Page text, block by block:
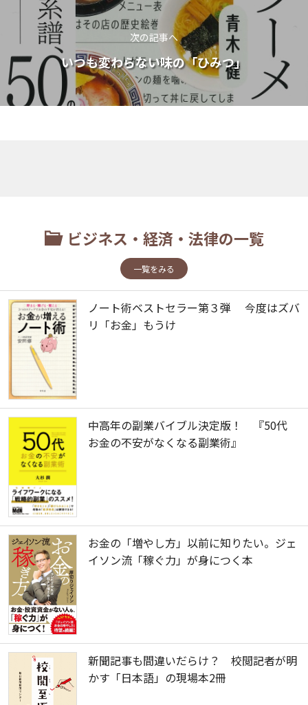
次の記事へ
いつも変わらない味の「ひみつ」
ビジネス・経済・法律の一覧
一覧をみる
ノート術ベストセラー第３弾 今度はズバ
リ「お金」もうけ
中高年の副業バイブル決定版！ 『50代
お金の不安がなくなる副業術』
お金の「増やし方」以前に知りたい。ジェ
イソン流「稼ぐ力」が身につく本
新聞記事も間違いだらけ？ 校閲記者が明
かす「日本語」の現場本2冊